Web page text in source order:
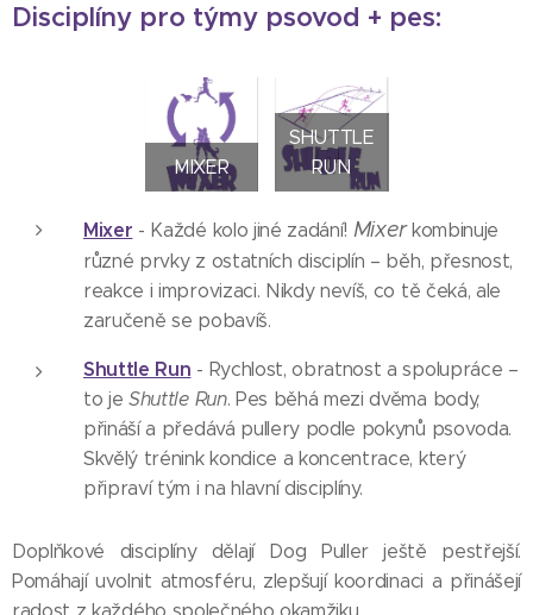
Disciplíny pro týmy psovod + pes:
MIXER
SHUTTLE
RUN
Mixer - Každé kolo jiné zadání! Mixerkombinuje
různé prvky z ostatních disciplín – běh, přesnost,
reakce i improvizaci. Nikdy nevíš, co tě čeká, ale
zaručeně se pobavíš.
Shuttle Run - Rychlost, obratnost a spolupráce –
to jeShuttle Run. Pes běhá mezi dvěma body,
přináší a předává pullery podle pokynů psovoda.
Skvělý trénink kondice a koncentrace, který
připraví tým i na hlavní disciplíny.
Doplňkové disciplíny dělají Dog Puller ještě pestřejší.
Pomáhají uvolnit atmosféru, zlepšují koordinaci a přinášejí